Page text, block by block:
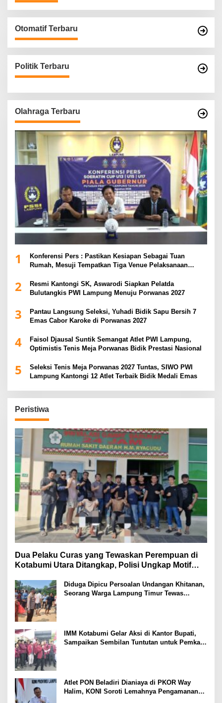
Otomatif Terbaru
Politik Terbaru
Olahraga Terbaru
1
Konferensi Pers : Pastikan Kesiapan Sebagai Tuan
Rumah, Mesuji Tempatkan Tiga Venue Pelaksanaan
2
Resmi Kantongi SK, Aswarodi Siapkan Pelatda
Bulutangkis PWI Lampung Menuju Porwanas 2027
3
Pantau Langsung Seleksi, Yuhadi Bidik Sapu Bersih 7
Emas Cabor Karoke di Porwanas 2027
4
Faisol Djausal Suntik Semangat Atlet PWI Lampung,
Optimistis Tenis Meja Porwanas Bidik Prestasi Nasional
5
Seleksi Tenis Meja Porwanas 2027 Tuntas, SIWO PWI
Lampung Kantongi 12 Atlet Terbaik Bidik Medali Emas
Peristiwa
Dua Pelaku Curas yang Tewaskan Perempuan di
Kotabumi Utara Ditangkap, Polisi Ungkap Motif
Diduga Dipicu Persoalan Undangan Khitanan,
Seorang Warga Lampung Timur Tewas
IMM Kotabumi Gelar Aksi di Kantor Bupati,
Sampaikan Sembilan Tuntutan untuk Pemkab
Atlet PON Beladiri Dianiaya di PKOR Way
Halim, KONI Soroti Lemahnya Pengamanan